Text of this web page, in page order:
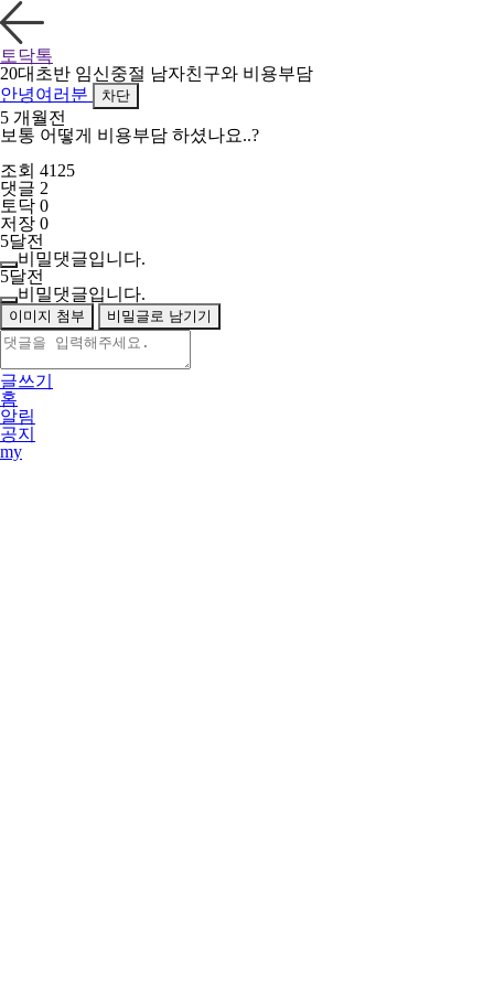
토닥톡
20대초반 임신중절 남자친구와 비용부담
안녕여러분
차단
5 개월전
보통 어떻게 비용부담 하셨나요..?
조회 4125
댓글 2
토닥 0
저장 0
5달전
비밀댓글입니다.
5달전
비밀댓글입니다.
이미지 첨부 비밀글로 남기기
글쓰기
홈
알림
공지
my